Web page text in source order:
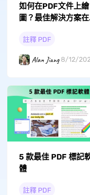
如何在PDF文件上繪
圖？最佳解決方案在
註釋 PDF
Alan Jiang 8/12/
5 款最佳 PDF 標記
體
註釋 PDF